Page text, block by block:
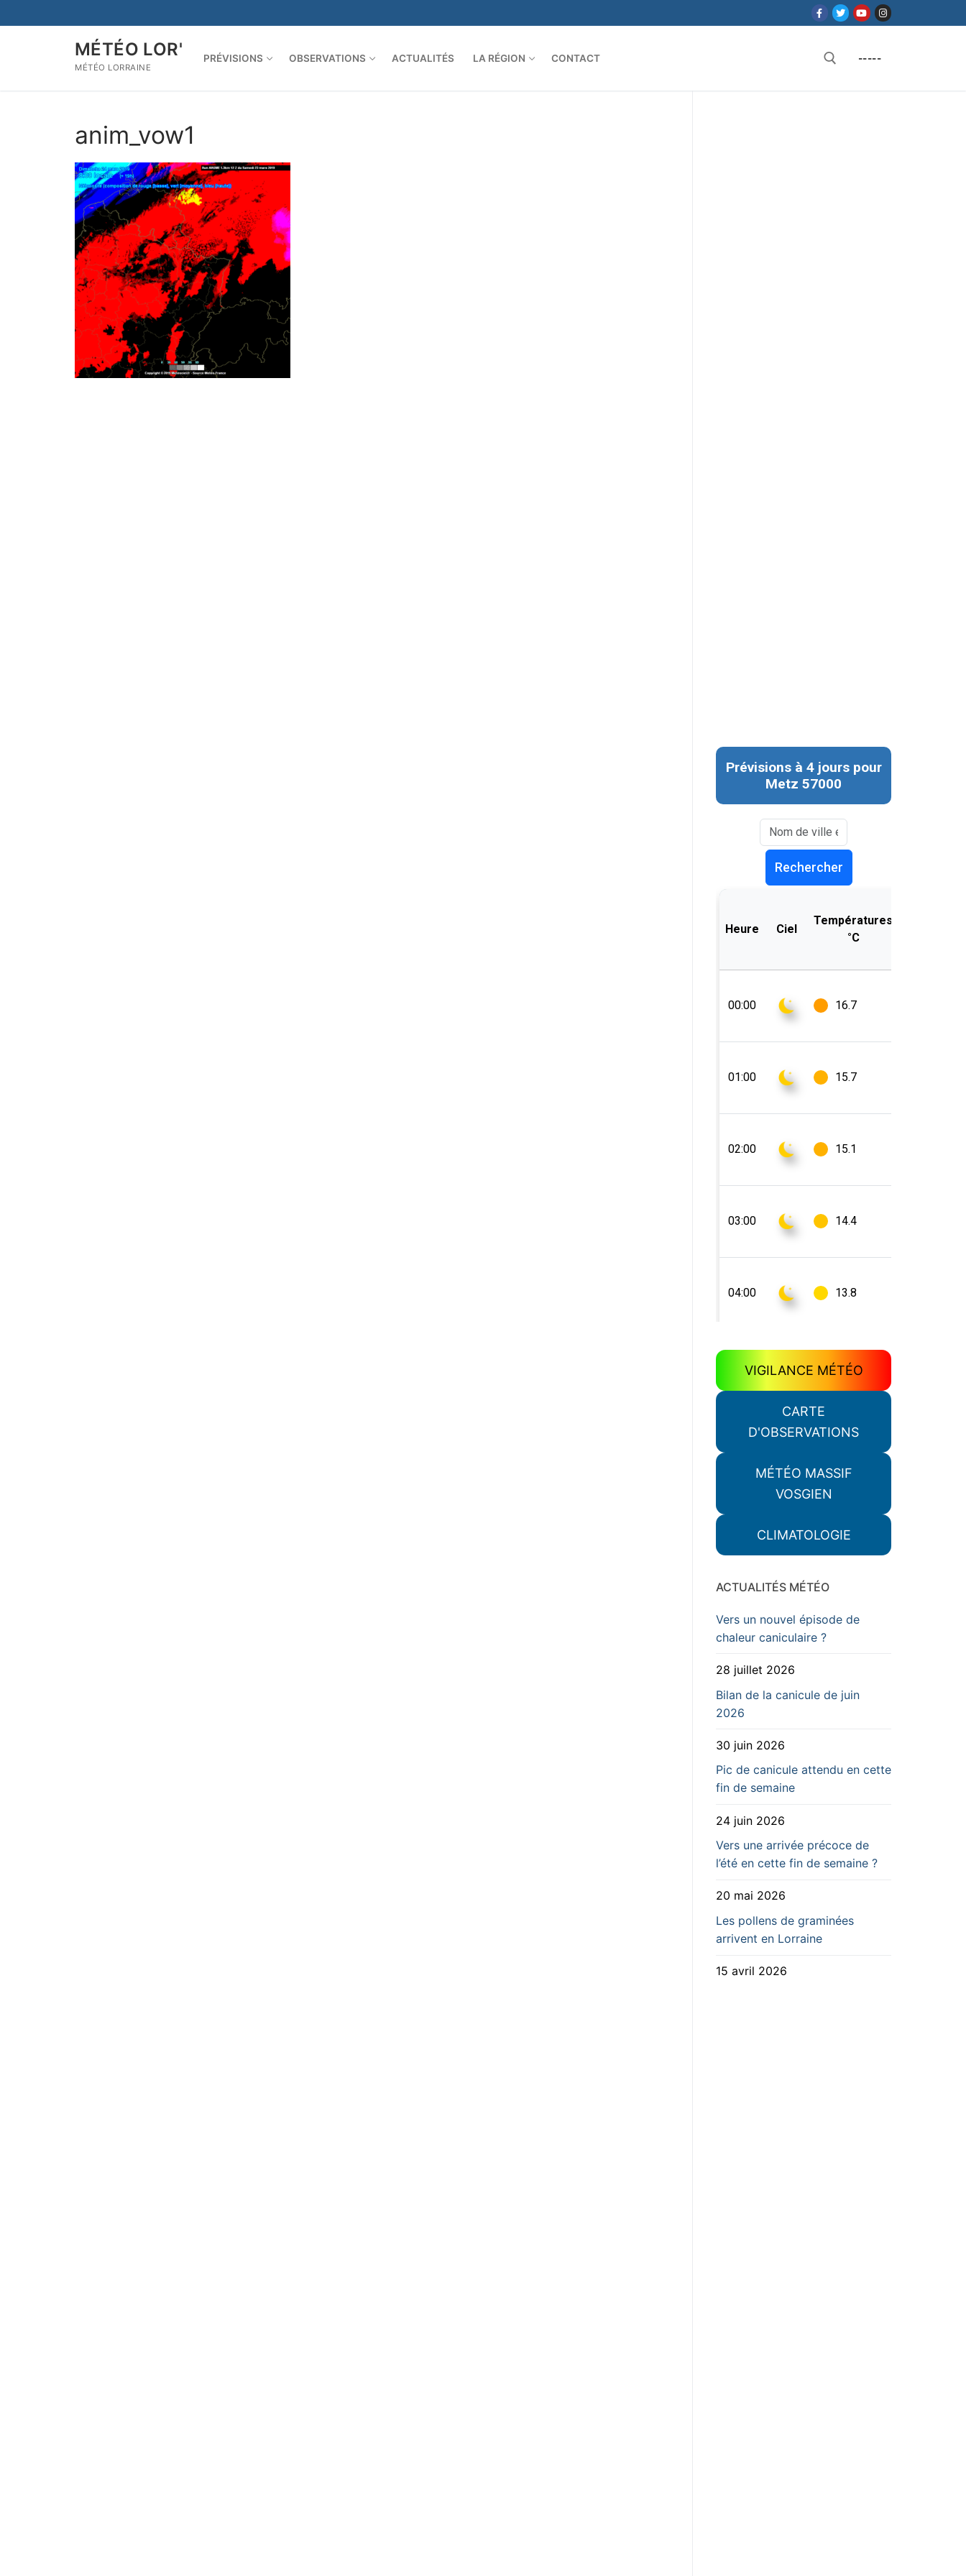
au
MÉTÉO LOR'
MÉTÉO LORRAINE
PRÉVISIONS OBSERVATIONS ACTUALITÉS LA RÉGION CONTACT -----
anim_vow1
VIGILANCE MÉTÉO
CARTE
D'OBSERVATIONS
MÉTÉO MASSIF
VOSGIEN
CLIMATOLOGIE
ACTUALITÉS MÉTÉO
Vers un nouvel épisode de
chaleur caniculaire ?
28 juillet 2026
Bilan de la canicule de juin
2026
30 juin 2026
Pic de canicule attendu en cette
fin de semaine
24 juin 2026
Vers une arrivée précoce de
l’été en cette fin de semaine ?
20 mai 2026
Les pollens de graminées
arrivent en Lorraine
15 avril 2026